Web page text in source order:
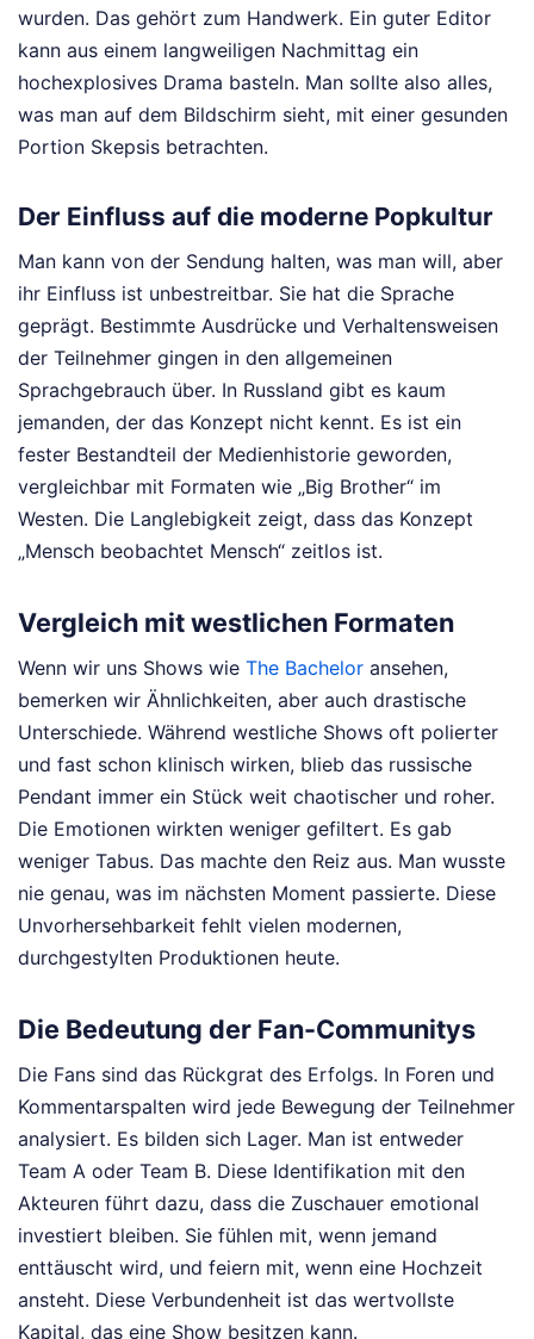
wurden. Das gehört zum Handwerk. Ein guter Editor
kann aus einem langweiligen Nachmittag ein
hochexplosives Drama basteln. Man sollte also alles,
was man auf dem Bildschirm sieht, mit einer gesunden
Portion Skepsis betrachten.
Der Einfluss auf die moderne Popkultur
Man kann von der Sendung halten, was man will, aber
ihr Einfluss ist unbestreitbar. Sie hat die Sprache
geprägt. Bestimmte Ausdrücke und Verhaltensweisen
der Teilnehmer gingen in den allgemeinen
Sprachgebrauch über. In Russland gibt es kaum
jemanden, der das Konzept nicht kennt. Es ist ein
fester Bestandteil der Medienhistorie geworden,
vergleichbar mit Formaten wie „Big Brother“ im
Westen. Die Langlebigkeit zeigt, dass das Konzept
„Mensch beobachtet Mensch“ zeitlos ist.
Vergleich mit westlichen Formaten
Wenn wir uns Shows wie The Bachelor ansehen,
bemerken wir Ähnlichkeiten, aber auch drastische
Unterschiede. Während westliche Shows oft polierter
und fast schon klinisch wirken, blieb das russische
Pendant immer ein Stück weit chaotischer und roher.
Die Emotionen wirkten weniger gefiltert. Es gab
weniger Tabus. Das machte den Reiz aus. Man wusste
nie genau, was im nächsten Moment passierte. Diese
Unvorhersehbarkeit fehlt vielen modernen,
durchgestylten Produktionen heute.
Die Bedeutung der Fan-Communitys
Die Fans sind das Rückgrat des Erfolgs. In Foren und
Kommentarspalten wird jede Bewegung der Teilnehmer
analysiert. Es bilden sich Lager. Man ist entweder
Team A oder Team B. Diese Identifikation mit den
Akteuren führt dazu, dass die Zuschauer emotional
investiert bleiben. Sie fühlen mit, wenn jemand
enttäuscht wird, und feiern mit, wenn eine Hochzeit
ansteht. Diese Verbundenheit ist das wertvollste
Kapital, das eine Show besitzen kann.